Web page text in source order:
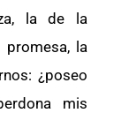
la de la
la
¿poseo
mis